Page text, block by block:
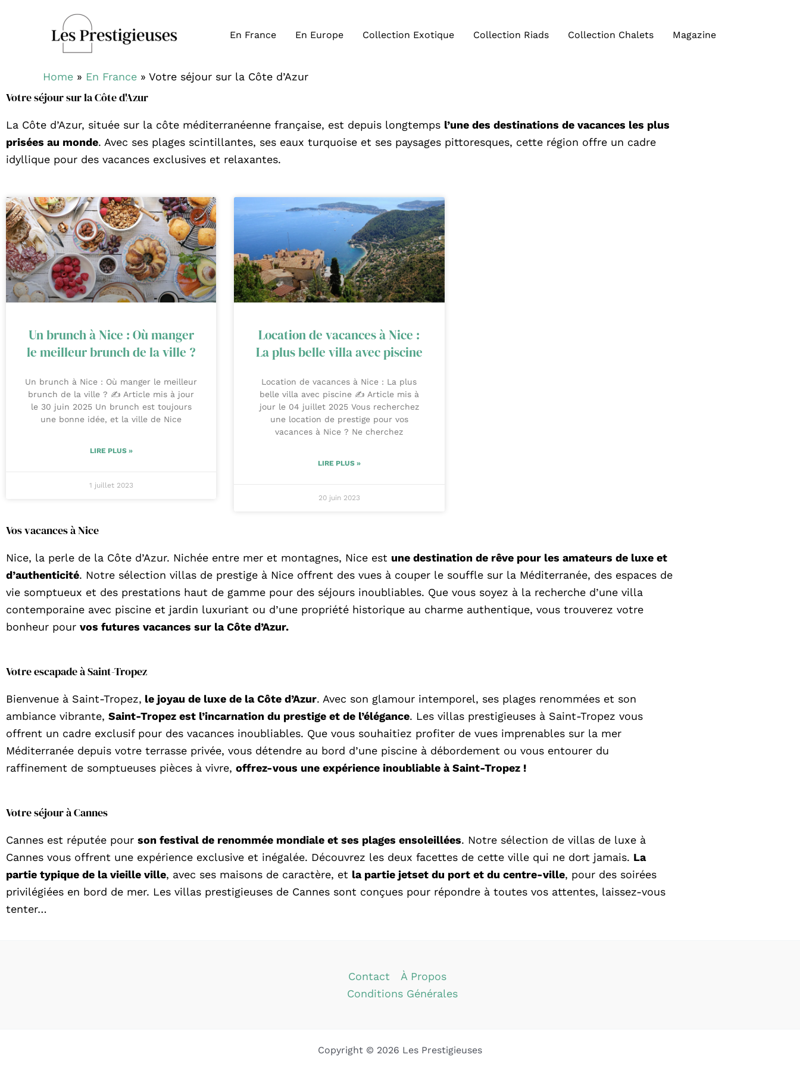
En France En Europe Collection Exotique Collection Riads Collection Chalets Magazine
Home » En France » Votre séjour sur la Côte d’Azur
Votre séjour sur la Côte d'Azur
La Côte d’Azur, située sur la côte méditerranéenne française, est depuis longtemps l’une des destinations de vacances les plus
prisées au monde. Avec ses plages scintillantes, ses eaux turquoise et ses paysages pittoresques, cette région offre un cadre
idyllique pour des vacances exclusives et relaxantes.
Un brunch à Nice : Où manger
le meilleur brunch de la ville ?
Un brunch à Nice : Où manger le meilleur
brunch de la ville ? ✍️ Article mis à jour
le 30 juin 2025 Un brunch est toujours
une bonne idée, et la ville de Nice
LIRE PLUS »
1 juillet 2023
Location de vacances à Nice :
La plus belle villa avec piscine
Location de vacances à Nice : La plus
belle villa avec piscine ✍️ Article mis à
jour le 04 juillet 2025 Vous recherchez
une location de prestige pour vos
vacances à Nice ? Ne cherchez
LIRE PLUS »
20 juin 2023
Vos vacances à Nice
Nice, la perle de la Côte d’Azur. Nichée entre mer et montagnes, Nice est une destination de rêve pour les amateurs de luxe et
d’authenticité. Notre sélection villas de prestige à Nice offrent des vues à couper le souffle sur la Méditerranée, des espaces de
vie somptueux et des prestations haut de gamme pour des séjours inoubliables. Que vous soyez à la recherche d’une villa
contemporaine avec piscine et jardin luxuriant ou d’une propriété historique au charme authentique, vous trouverez votre
bonheur pour vos futures vacances sur la Côte d’Azur.
Votre escapade à Saint-Tropez
Bienvenue à Saint-Tropez, le joyau de luxe de la Côte d’Azur. Avec son glamour intemporel, ses plages renommées et son
ambiance vibrante, Saint-Tropez est l’incarnation du prestige et de l’élégance. Les villas prestigieuses à Saint-Tropez vous
offrent un cadre exclusif pour des vacances inoubliables. Que vous souhaitiez profiter de vues imprenables sur la mer
Méditerranée depuis votre terrasse privée, vous détendre au bord d’une piscine à débordement ou vous entourer du
raffinement de somptueuses pièces à vivre, offrez-vous une expérience inoubliable à Saint-Tropez !
Votre séjour à Cannes
Cannes est réputée pour son festival de renommée mondiale et ses plages ensoleillées. Notre sélection de villas de luxe à
Cannes vous offrent une expérience exclusive et inégalée. Découvrez les deux facettes de cette ville qui ne dort jamais. La
partie typique de la vieille ville, avec ses maisons de caractère, et la partie jetset du port et du centre-ville, pour des soirées
privilégiées en bord de mer. Les villas prestigieuses de Cannes sont conçues pour répondre à toutes vos attentes, laissez-vous
tenter…
Contact
À Propos
Conditions Générales
Copyright © 2026 Les Prestigieuses